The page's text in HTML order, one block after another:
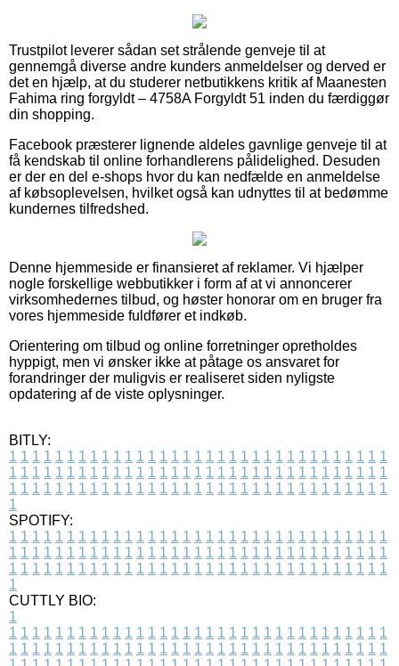
Trustpilot leverer sådan set strålende genveje til at
gennemgå diverse andre kunders anmeldelser og derved er
det en hjælp, at du studerer netbutikkens kritik af Maanesten
Fahima ring forgyldt – 4758A Forgyldt 51 inden du færdiggør
din shopping.
Facebook præsterer lignende aldeles gavnlige genveje til at
få kendskab til online forhandlerens pålidelighed. Desuden
er der en del e-shops hvor du kan nedfælde en anmeldelse
af købsoplevelsen, hvilket også kan udnyttes til at bedømme
kundernes tilfredshed.
Denne hjemmeside er finansieret af reklamer. Vi hjælper
nogle forskellige webbutikker i form af at vi annoncerer
virksomhedernes tilbud, og høster honorar om en bruger fra
vores hjemmeside fuldfører et indkøb.
Orientering om tilbud og online forretninger opretholdes
hyppigt, men vi ønsker ikke at påtage os ansvaret for
forandringer der muligvis er realiseret siden nyligste
opdatering af de viste oplysninger.
BITLY:
1 1 1 1 1 1 1 1 1 1 1 1 1 1 1 1 1 1 1 1 1 1 1 1 1 1 1 1 1 1 1 1 1
1 1 1 1 1 1 1 1 1 1 1 1 1 1 1 1 1 1 1 1 1 1 1 1 1 1 1 1 1 1 1 1 1
1 1 1 1 1 1 1 1 1 1 1 1 1 1 1 1 1 1 1 1 1 1 1 1 1 1 1 1 1 1 1 1 1
1
SPOTIFY:
1 1 1 1 1 1 1 1 1 1 1 1 1 1 1 1 1 1 1 1 1 1 1 1 1 1 1 1 1 1 1 1 1
1 1 1 1 1 1 1 1 1 1 1 1 1 1 1 1 1 1 1 1 1 1 1 1 1 1 1 1 1 1 1 1 1
1 1 1 1 1 1 1 1 1 1 1 1 1 1 1 1 1 1 1 1 1 1 1 1 1 1 1 1 1 1 1 1 1
1
CUTTLY BIO:
1
1 1 1 1 1 1 1 1 1 1 1 1 1 1 1 1 1 1 1 1 1 1 1 1 1 1 1 1 1 1 1 1 1
1 1 1 1 1 1 1 1 1 1 1 1 1 1 1 1 1 1 1 1 1 1 1 1 1 1 1 1 1 1 1 1 1